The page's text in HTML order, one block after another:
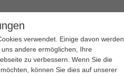
NRW
AKTUELL:
STATIONSWETTKAMPF
verwendet. Einige davon werden
andere ermöglichen, Ihre
zu verbessern. Wenn Sie die
können Sie dies auf unserer